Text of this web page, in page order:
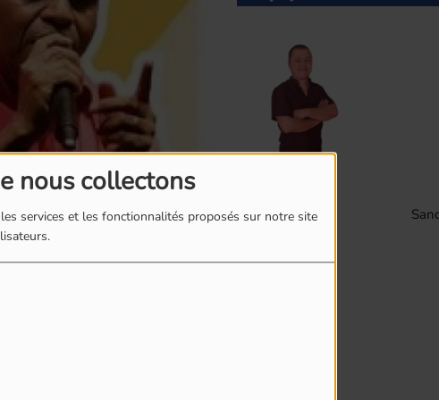
nous collectons
services et les fonctionnalités proposés sur notre site
Fred Clain Sandrine Pausé